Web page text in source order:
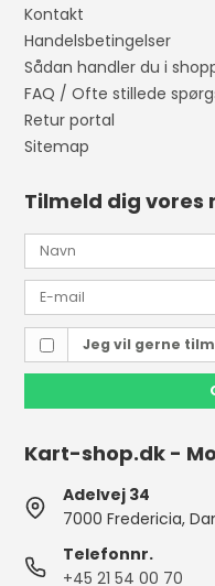
Kontakt
Handelsbetingelser
Sådan handler du i
FAQ / Ofte stillede
Retur portal
Sitemap
Tilmeld dig vores
Jeg vil gerne
Kart-shop.dk -
Adelvej 34
7000 Fredericia,
Telefonnr.
+45 21 54 00 70